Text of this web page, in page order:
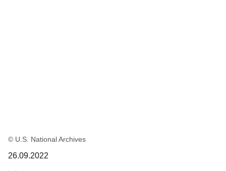
© U.S. National Archives
26.09.2022